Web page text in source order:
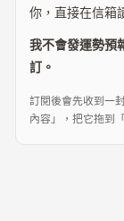
你，直接在信箱
我不會發運勢預
訂。
訂閱後會先收到一
內容」，把它拖到